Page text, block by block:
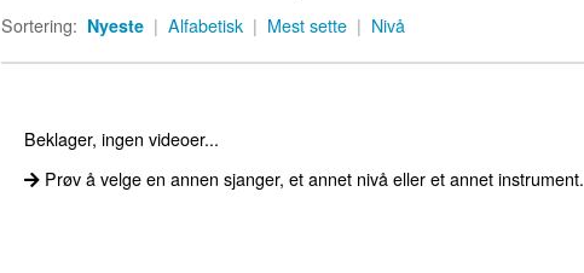
Sortering: Nyeste | Alfabetisk | Mest sette | Nivå
Beklager, ingen videoer...
Prøv å velge en annen sjanger, et annet nivå eller et annet instrument.